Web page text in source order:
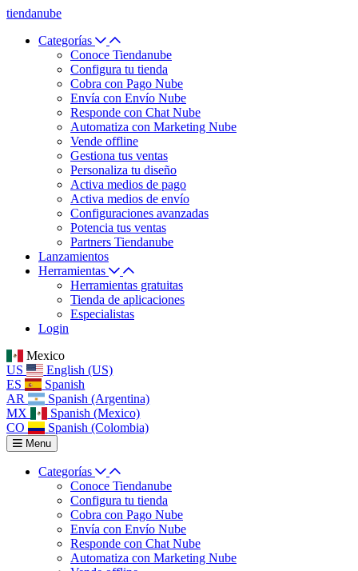
tiendanube
Categorías
Conoce Tiendanube
Configura tu tienda
Cobra con Pago Nube
Envía con Envío Nube
Responde con Chat Nube
Automatiza con Marketing Nube
Vende offline
Gestiona tus ventas
Personaliza tu diseño
Activa medios de pago
Activa medios de envío
Configuraciones avanzadas
Potencia tus ventas
Partners Tiendanube
Lanzamientos
Herramientas
Herramientas gratuitas
Tienda de aplicaciones
Especialistas
Login
Mexico
US
English (US)
ES
Spanish
AR
Spanish (Argentina)
MX
Spanish (Mexico)
CO
Spanish (Colombia)
Menu
Categorías
Conoce Tiendanube
Configura tu tienda
Cobra con Pago Nube
Envía con Envío Nube
Responde con Chat Nube
Automatiza con Marketing Nube